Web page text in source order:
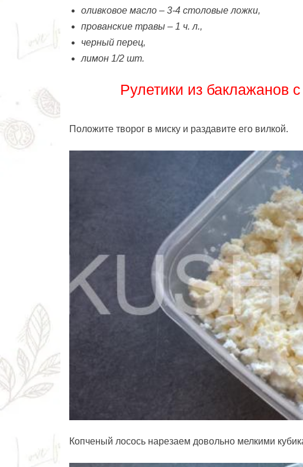
оливковое масло – 3-4 столовые ложки,
прованские травы – 1 ч. л.,
черный перец,
лимон 1/2 шт.
Рулетики из баклажанов
Положите творог в миску и раздавите его вилкой.
Копченый лосось нарезаем довольно мелкими